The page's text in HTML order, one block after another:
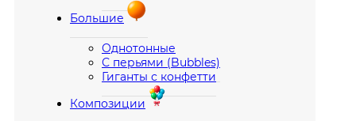
Большие
Однотонные
С перьями (Bubbles)
Гиганты с конфетти
Композиции